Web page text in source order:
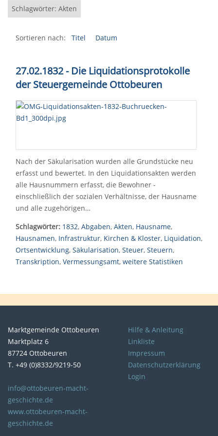
Schlagwörter: Akten
Sortieren nach: Titel Datum
27.02.1832 - Die Liquidationsprotokolle
der Steuergemeinde Ottobeuren
Nach der Säkularisation wurden alle Grundstücke neu
erfasst und bewertet. In den Liquidationsakten werden
alle Hausnummern erfasst, die Bewohner -
einschließlich der sozialen Verhältnisse, der Hausname
und alle zugehörigen…
Schlagwörter: 1832, Abgaben, Akten, Hausname,
Hausnamen, Infrastruktur, Kirchen & Kloster, Liquidation,
Ortsentwicklung, Säkularisation, Steuer, Steuern,
Transkription, Vermessungsamt, weitere Statistiken
Marktgemeinde Ottobeuren
Marktplatz 6
87724 Ottobeuren
T. +49 (0)8332/9219-50
info@ottobeuren-macht-
geschichte.de
www.ottobeuren-macht-
geschichte.de
Hilfe & Anleitung
Linkliste
Impressum
Datenschutzerklärung
Login